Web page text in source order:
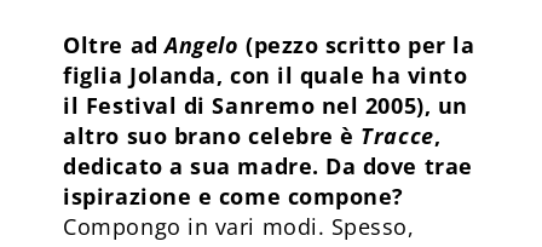
Oltre adAngelo (pezzo scritto per la
figlia Jolanda, con il quale ha vinto
il Festival di Sanremo nel 2005), un
altro suo brano celebre è Tracce,
dedicato a sua madre. Da dove trae
ispirazione e come compone?
Compongo in vari modi. Spesso,